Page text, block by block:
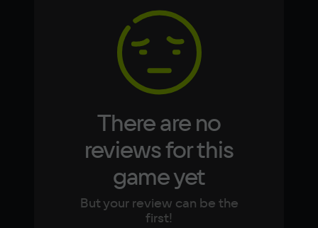
Video card
NVIDIA GeForce GTX 1060
Japanese
There are no
reviews for this
game yet
But your review can be the
first!